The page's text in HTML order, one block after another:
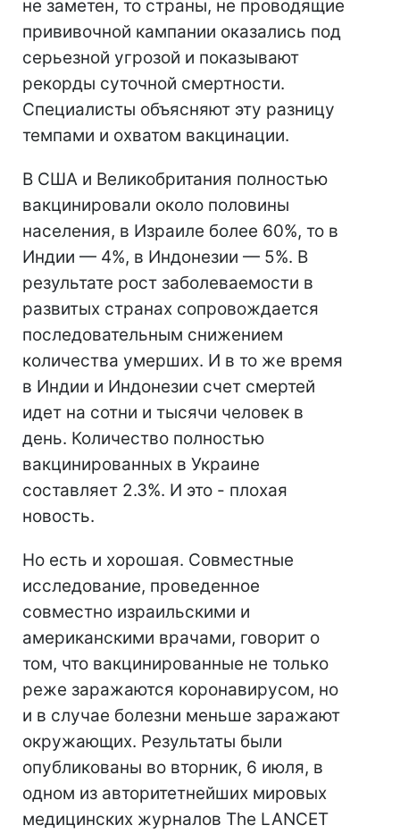
не заметен, то страны, не проводящие
прививочной кампании оказались под
серьезной угрозой и показывают
рекорды суточной смертности.
Специалисты объясняют эту разницу
темпами и охватом вакцинации.
В США и Великобритания полностью
вакцинировали около половины
населения, в Израиле более 60%, то в
Индии — 4%, в Индонезии — 5%. В
результате рост заболеваемости в
развитых странах сопровождается
последовательным снижением
количества умерших. И в то же время
в Индии и Индонезии счет смертей
идет на сотни и тысячи человек в
день. Количество полностью
вакцинированных в Украине
составляет 2.3%. И это - плохая
новость.
Но есть и хорошая. Совместные
исследование, проведенное
совместно израильскими и
американскими врачами, говорит о
том, что вакцинированные не только
реже заражаются коронавирусом, но
и в случае болезни меньше заражают
окружающих. Результаты были
опубликованы во вторник, 6 июля, в
одном из авторитетнейших мировых
медицинских журналов The LANCET